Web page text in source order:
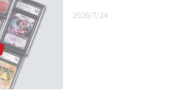
2026/7/24